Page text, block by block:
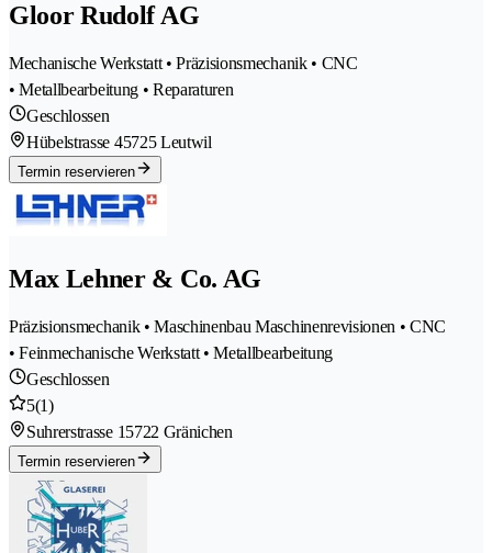
Gloor Rudolf AG
Mechanische Werkstatt • Präzisionsmechanik • CNC
• Metallbearbeitung • Reparaturen
Geschlossen
Hübelstrasse 45725 Leutwil
Termin reservieren
Max Lehner & Co. AG
Präzisionsmechanik • Maschinenbau Maschinenrevisionen • CNC
• Feinmechanische Werkstatt • Metallbearbeitung
Geschlossen
5(1)
Suhrerstrasse 15722 Gränichen
Termin reservieren